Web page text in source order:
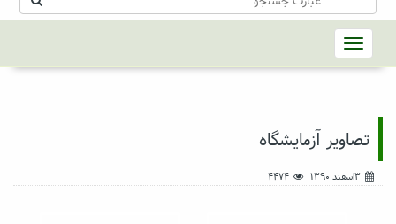
تصاویر آزمایشگاه
۳اسفند ۱۳۹۰ 4474